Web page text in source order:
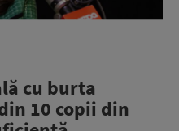
cu burta
10 copii din